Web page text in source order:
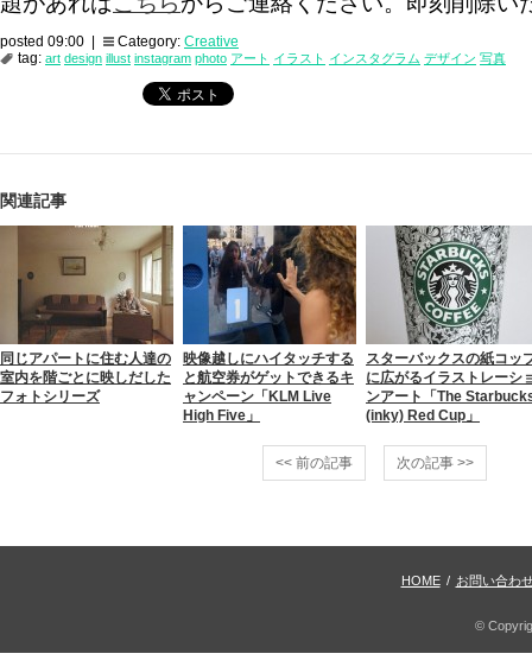
posted 09:00 | Category: Creative
tag: art design illust instagram photo アート イラスト インスタグラム デザイン 写真
関連記事
同じアパートに住む人達の
室内を階ごとに映しだした
フォトシリーズ
映像越しにハイタッチする
と航空券がゲットできるキ
ャンペーン「KLM Live
High Five」
スターバックスの紙コッ
に広がるイラストレーシ
ンアート「The
(inky) Red Cup」
<< 前の記事 次の記事 >>
HOME / お問い合わ
©